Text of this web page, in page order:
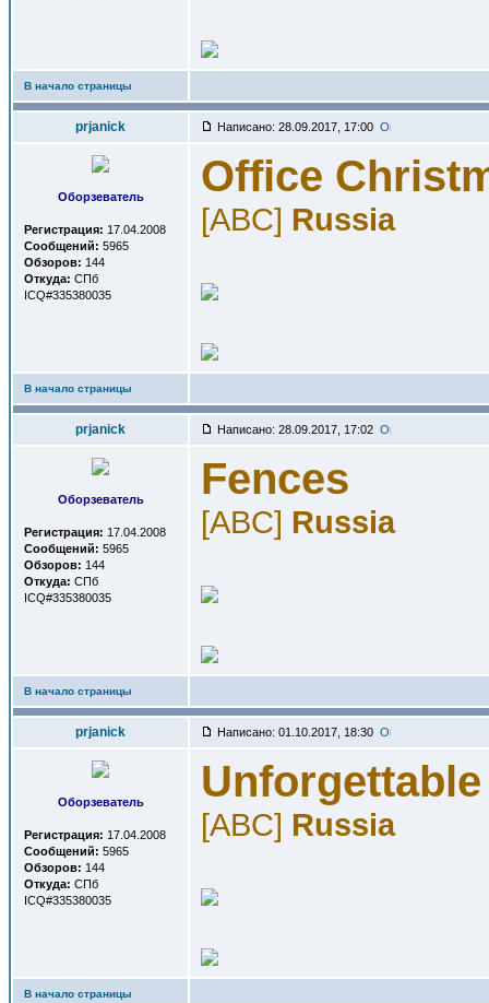
В начало страницы
prjanick Написано: 28.09.2017, 17:00
Оборзеватель
Регистрация: 17.04.2008
Сообщений: 5965
Обзоров: 144
Откуда: СПб
ICQ#335380035
Office
[ABC] Russia
В начало страницы
prjanick Написано: 28.09.2017, 17:02
Оборзеватель
Регистрация: 17.04.2008
Сообщений: 5965
Обзоров: 144
Откуда: СПб
ICQ#335380035
Fences
[ABC] Russia
В начало страницы
prjanick Написано: 01.10.2017, 18:30
Оборзеватель
Регистрация: 17.04.2008
Сообщений: 5965
Обзоров: 144
Откуда: СПб
ICQ#335380035
Unforgettable
[ABC] Russia
В начало страницы